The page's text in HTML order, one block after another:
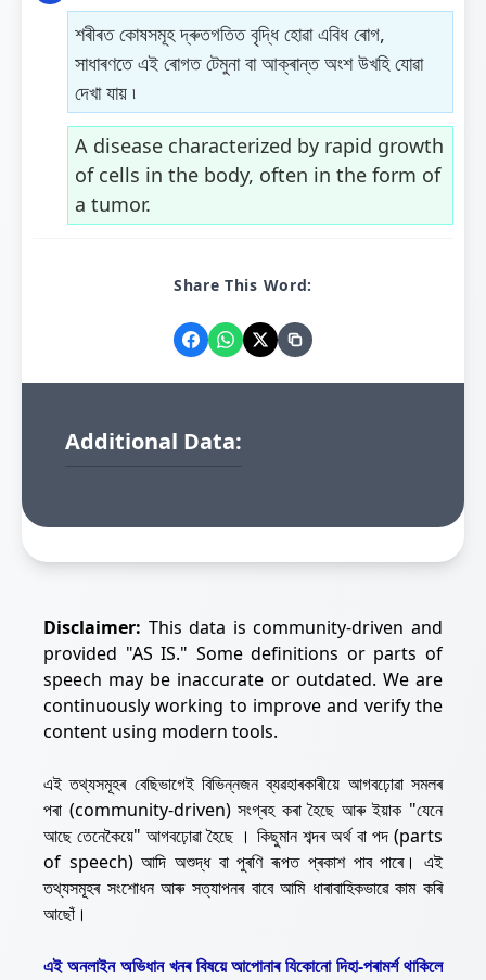
শৰীৰত কোষসমূহ দ্ৰুতগতিত বৃদ্ধি হোৱা এবিধ ৰোগ,
সাধাৰণতে এই ৰোগত টেমুনা বা আক্ৰান্ত অংশ উখহি যোৱা
দেখা যায় ৷
A disease characterized by rapid growth
of cells in the body, often in the form of
a tumor.
Share This Word:
Additional Data:
Disclaimer: This data is community-driven and
provided "AS IS." Some definitions or parts of
speech may be inaccurate or outdated. We are
continuously working to improve and verify the
content using modern tools.
এই তথ্যসমূহৰ বেছিভাগেই বিভিন্নজন ব্যৱহাৰকাৰীয়ে আগবঢ়োৱা সমলৰ
পৰা (community-driven) সংগ্ৰহ কৰা হৈছে আৰু ইয়াক "যেনে
আছে তেনেকৈয়ে" আগবঢ়োৱা হৈছে । কিছুমান শব্দৰ অৰ্থ বা পদ (parts
of speech) আদি অশুদ্ধ বা পুৰণি ৰূপত প্ৰকাশ পাব পাৰে। এই
তথ্যসমূহৰ সংশোধন আৰু সত্যাপনৰ বাবে আমি ধাৰাবাহিকভাৱে কাম কৰি
আছোঁ।
এই অনলাইন অভিধান খনৰ বিষয়ে আপোনাৰ যিকোনো দিহা-পৰামৰ্শ থাকিলে